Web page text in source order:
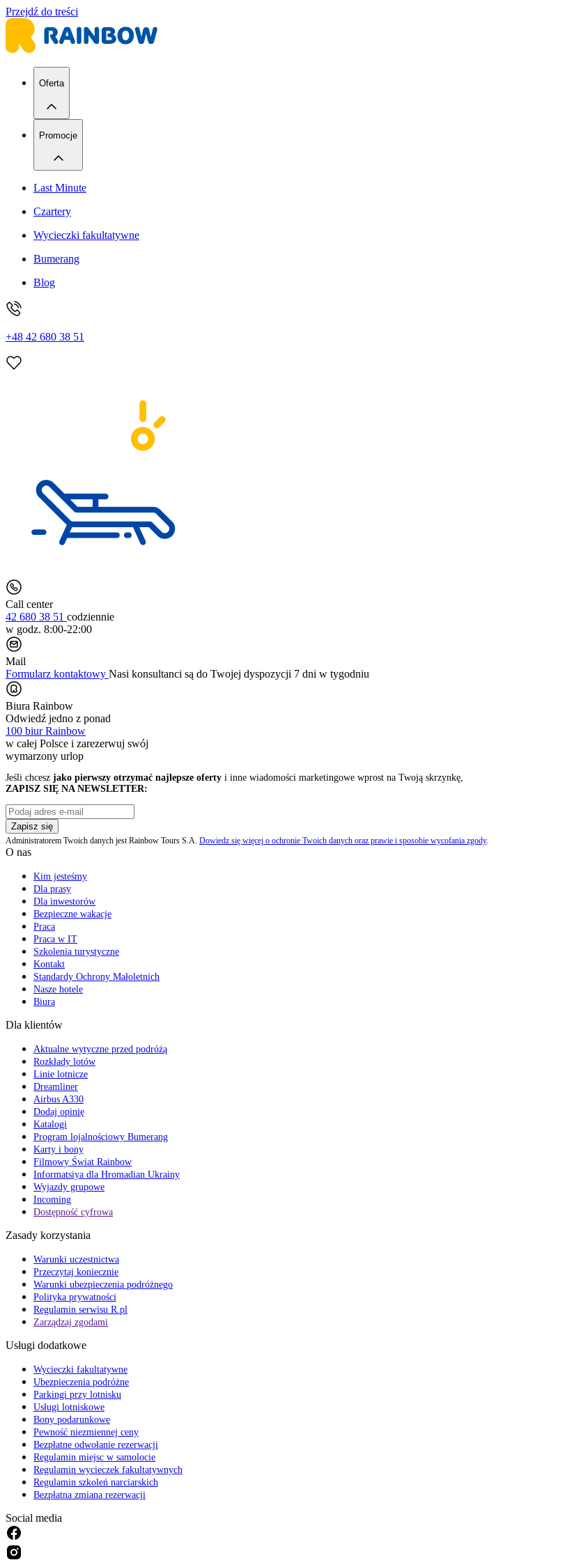
Przejdź do treści
Oferta
Promocje
Last Minute
Czartery
Wycieczki fakultatywne
Bumerang
Blog
+48 42 680 38 51
Call center
42 680 38 51 codziennie
w godz. 8:00-22:00
Mail
Formularz kontaktowy Nasi konsultanci są do Twojej dyspozycji 7 dni w tygodniu
Biura Rainbow
Odwiedź jedno z ponad
100 biur Rainbow
w całej Polsce i zarezerwuj swój
wymarzony urlop
Jeśli chcesz jako pierwszy otrzymać najlepsze oferty i inne wiadomości marketingowe wprost na Twoją skrzynkę,
ZAPISZ SIĘ NA NEWSLETTER:
Zapisz się
Administratorem Twoich danych jest Rainbow Tours S.A. Dowiedz się więcej o ochronie Twoich danych oraz prawie i sposobie wycofania zgody.
O nas
Kim jesteśmy
Dla prasy
Dla inwestorów
Bezpieczne wakacje
Praca
Praca w IT
Szkolenia turystyczne
Kontakt
Standardy Ochrony Małoletnich
Nasze hotele
Biura
Dla klientów
Aktualne wytyczne przed podróżą
Rozkłady lotów
Linie lotnicze
Dreamliner
Airbus A330
Dodaj opinię
Katalogi
Program lojalnościowy Bumerang
Karty i bony
Filmowy Świat Rainbow
Informatsiya dla Hromadian Ukrainy
Wyjazdy grupowe
Incoming
Dostępność cyfrowa
Zasady korzystania
Warunki uczestnictwa
Przeczytaj koniecznie
Warunki ubezpieczenia podróżnego
Polityka prywatności
Regulamin serwisu R.pl
Zarządzaj zgodami
Usługi dodatkowe
Wycieczki fakultatywne
Ubezpieczenia podróżne
Parkingi przy lotnisku
Usługi lotniskowe
Bony podarunkowe
Pewność niezmiennej ceny
Bezpłatne odwołanie rezerwacji
Regulamin miejsc w samolocie
Regulamin wycieczek fakultatywnych
Regulamin szkoleń narciarskich
Bezpłatna zmiana rezerwacji
Social media